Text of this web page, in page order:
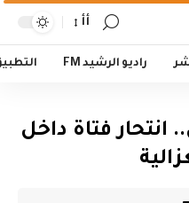
أأ
راديو الرشيد FM
فتاة داخل